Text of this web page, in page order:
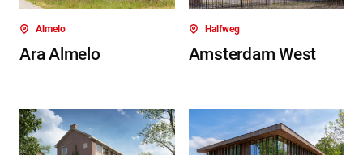
Almelo
Ara Almelo
Halfweg
Amsterdam West